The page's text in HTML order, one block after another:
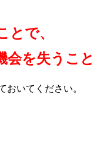
とで、
会を失うこ
おいてください。